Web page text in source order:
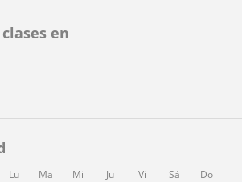
en
Lu Ma Mi Ju Vi Sá Do